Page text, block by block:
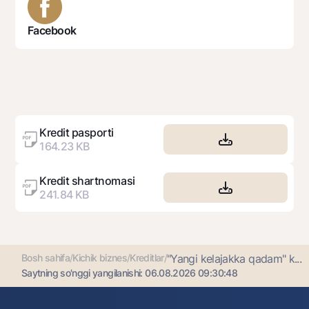
Facebook
Kredit pasporti
164.23 KB
Kredit shartnomasi
241.84 KB
Bosh sahifa/Kichik biznes/Kreditlar/"Yangi kelajakka qadam" k...
Saytning so'nggi yangilanishi:06.08.2026 09:30:48